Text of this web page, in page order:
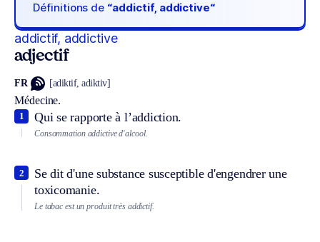
Définitions de “addictif, addictive“
addictif, addictive
adjectif
FR [adiktif, adiktiv]
Médecine.
Qui se rapporte à l’addiction.
1
Consommation addictive d'alcool.
Se dit d'une substance susceptible d'engendrer une
toxicomanie.
2
Le tabac est un produit très addictif.